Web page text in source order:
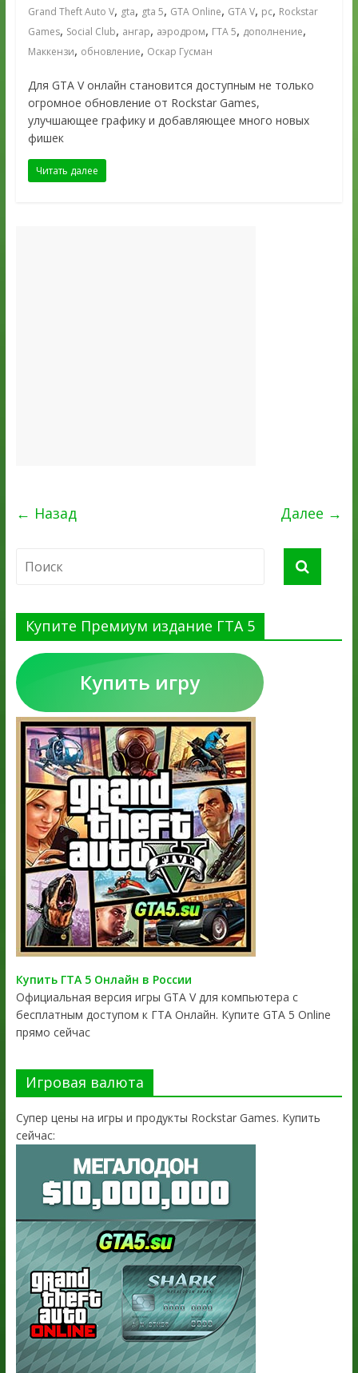
Grand Theft Auto V, gta, gta 5, GTA Online, GTA V, pc, Rockstar
Games, Social Club, ангар, аэродром, ГТА 5, дополнение,
Маккензи, обновление, Оскар Гусман
Для GTA V онлайн становится доступным не только
огромное обновление от Rockstar Games,
улучшающее графику и добавляющее много новых
фишек
Читать далее
← Назад Далее →
Купите Премиум издание ГТА 5
Купить игру
Купить ГТА 5 Онлайн в России
Официальная версия игры GTA V для компьютера с
бесплатным доступом к ГТА Онлайн. Купите GTA 5 Online
прямо сейчас
Игровая валюта
Супер цены на игры и продукты Rockstar Games. Купить
сейчас: